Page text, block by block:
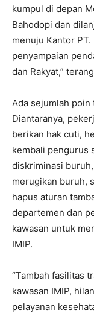
kumpul di depan
Bahodopi dan
menuju Kantor
penyampaian
dan Rakyat,”
Ada sejumlah poin
Diantaranya,
berikan hak cuti,
kembali pengurus
diskriminasi
merugikan buruh,
hapus aturan
departemen dan
kawasan untuk
IMIP.
“Tambah fasilitas
kawasan IMIP,
pelayanan